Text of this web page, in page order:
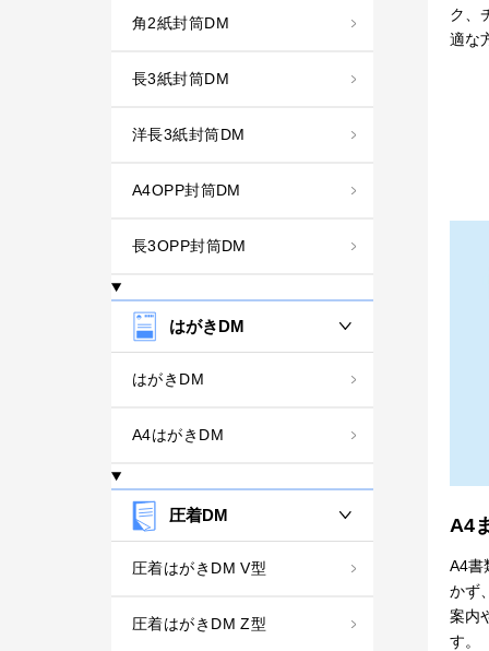
角2紙封筒DM
長3紙封筒DM
洋長3紙封筒DM
A4OPP封筒DM
長3OPP封筒DM
はがきDM
はがきDM
A4はがきDM
圧着DM
圧着はがきDM V型
圧着はがきDM Z型
ク、
適な
A4
A4書
かず
案内
す。